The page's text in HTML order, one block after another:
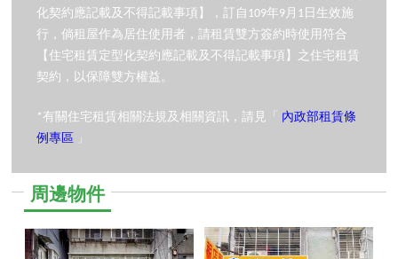
化契約應記載及不得記載事項】，訂自109年9月1日生效施
行，倘租屋作為居住使用者，請租賃雙方簽約時使用符合
【住宅租賃定型化契約應記載及不得記載事項】之住宅租賃
契約，以保障雙方權益。
*有關住宅租賃相關法規及相關資訊，請見「 內政部租賃條
例專區 」
周邊物件